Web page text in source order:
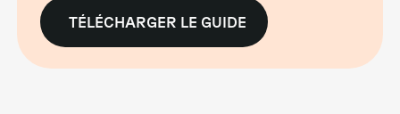
TÉLÉCHARGER LE GUIDE